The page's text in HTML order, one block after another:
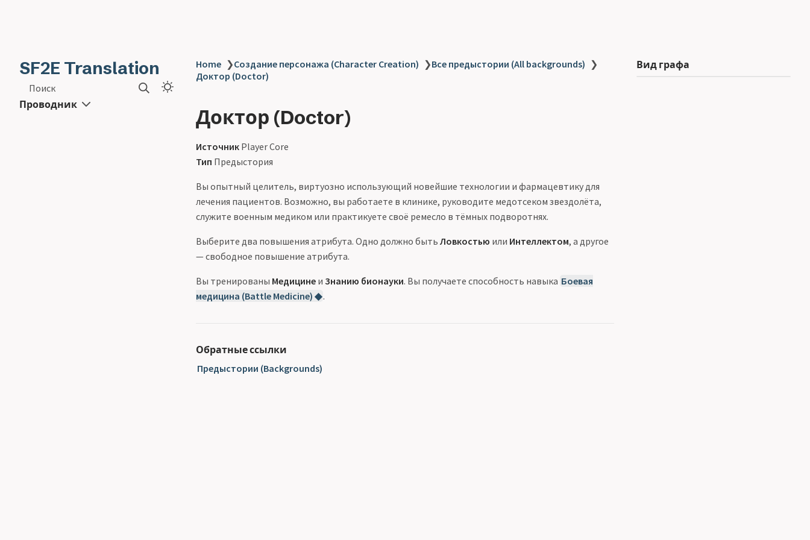
SF2E Translation
Поиск
Проводник
Home ❯Создание персонажа (Character Creation) ❯Все предыстории (All backgrounds) ❯
Доктор (Doctor)
Доктор (Doctor)
Источник Player Core
Тип Предыстория
Вы опытный целитель, виртуозно использующий новейшие технологии и фармацевтику для
лечения пациентов. Возможно, вы работаете в клинике, руководите медотсеком звездолёта,
служите военным медиком или практикуете своё ремесло в тёмных подворотнях.
Выберите два повышения атрибута. Одно должно быть Ловкостью или Интеллектом, а другое
— свободное повышение атрибута.
Вы тренированы Медицине и Знанию бионауки. Вы получаете способность навыка Боевая
медицина (Battle Medicine) ◆.
Обратные ссылки
Предыстории (Backgrounds)
Вид графа